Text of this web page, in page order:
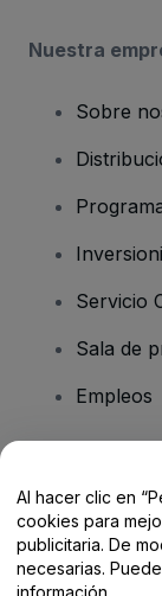
Nuestra
Sobre
Servicio
Sala de
Empleos
Centro
Al hacer clic en
cookies para
publicitaria. De
necesarias.
información.